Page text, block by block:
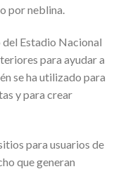
por neblina.
Estadio Nacional
para ayudar a
se ha utilizado para
y para crear
para usuarios de
que generan